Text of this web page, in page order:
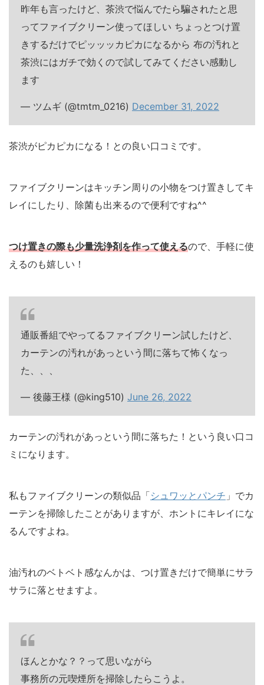
昨年も言ったけど、茶渋で悩んでたら騙されたと思
ってファイブクリーン使ってほしい ちょっとつけ置
きするだけでピッッッカピカになるから 布の汚れと
茶渋にはガチで効くので試してみてください感動し
ます
— ツムギ (@tmtm_0216) December 31, 2022
茶渋がピカピカになる！との良い口コミです。
ファイブクリーンはキッチン周りの小物をつけ置きしてキ
レイにしたり、除菌も出来るので便利ですね^^
つけ置きの際も少量洗浄剤を作って使えるので、手軽に使
えるのも嬉しい！
通販番組でやってるファイブクリーン試したけど、
カーテンの汚れがあっという間に落ちて怖くなっ
た、、、
— 後藤王様 (@king510) June 26, 2022
カーテンの汚れがあっという間に落ちた！という良い口コ
ミになります。
私もファイブクリーンの類似品「シュワッとパンチ 」でカ
ーテンを掃除したことがありますが、ホントにキレイにな
るんですよね。
油汚れのベトベト感なんかは、つけ置きだけで簡単にサラ
サラに落とせますよ。
ほんとかな？？って思いながら
事務所の元喫煙所を掃除したらこうよ。